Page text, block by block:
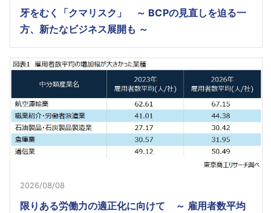
牙をむく「クマリスク」 ～ BCPの見直しを迫る一
方、新たなビジネス展開も ～
2026/08/08
限りある労働力の適正化に向けて ～ 雇用者数平均